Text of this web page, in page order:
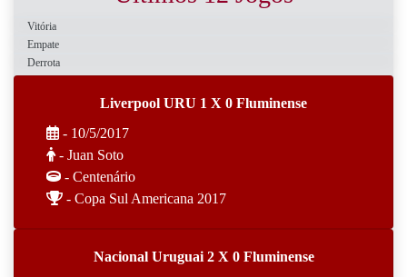
Vitória
Empate
Derrota
Liverpool URU 1 X 0 Fluminense
- 10/5/2017
- Juan Soto
- Centenário
- Copa Sul Americana 2017
Nacional Uruguai 2 X 0 Fluminense